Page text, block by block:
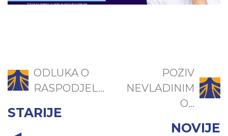
ODLUKA O
RASPODJEL...
STARIJE
POZIV
NEVLADINIM
O...
NOVIJE